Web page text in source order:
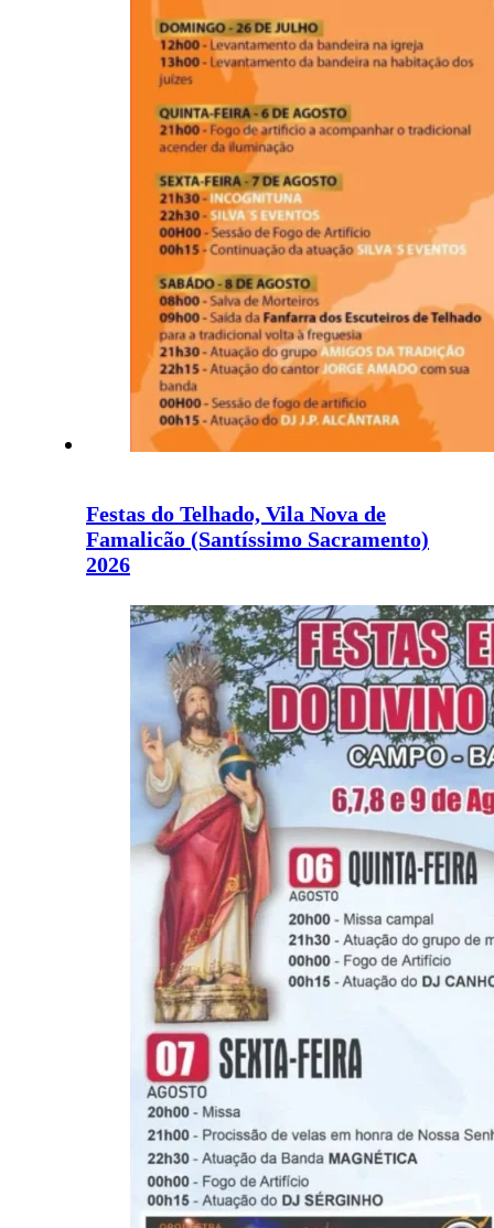
Festas do Telhado, Vila Nova de
Famalicão (Santíssimo Sacramento)
2026